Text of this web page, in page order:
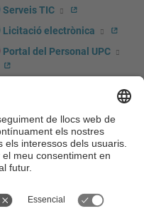
Serveis TIC
Licitació electrònica
Portal del Personal UPC
UPCshop, marxandatge
Sala de premsa
Seguretat i salut
Autoprotecció i emergències